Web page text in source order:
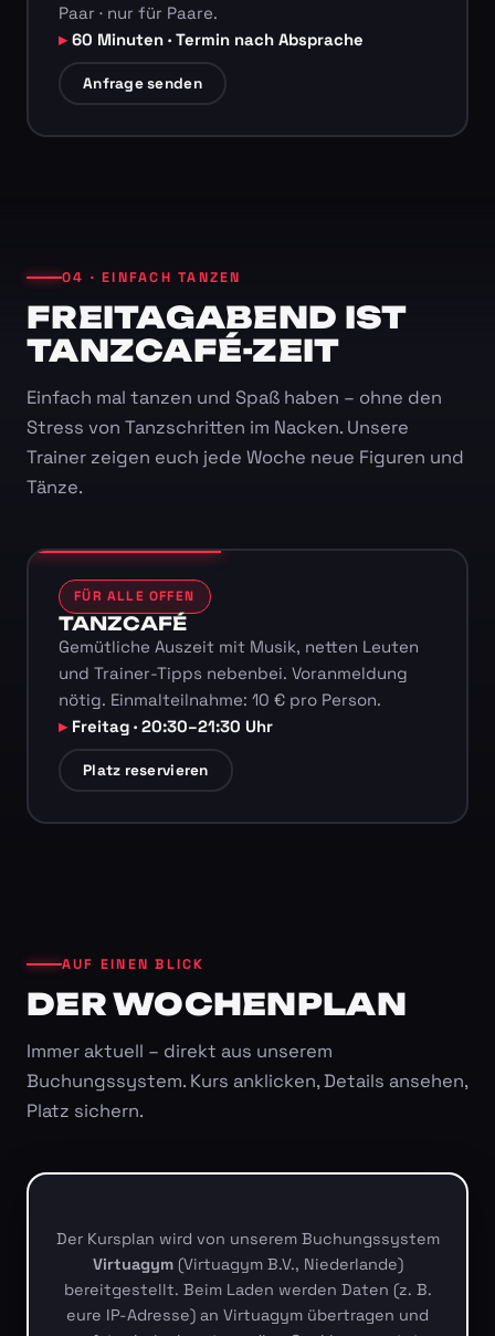
Paar · nur für Paare.
60 Minuten · Termin nach Absprache
Anfrage senden
04 · EINFACH TANZEN
FREITAGABEND IST
TANZCAFÉ-ZEIT
Einfach mal tanzen und Spaß haben – ohne den
Stress von Tanzschritten im Nacken. Unsere
Trainer zeigen euch jede Woche neue Figuren und
Tänze.
FÜR ALLE OFFEN
TANZCAFÉ
Gemütliche Auszeit mit Musik, netten Leuten
und Trainer-Tipps nebenbei. Voranmeldung
nötig. Einmalteilnahme: 10 € pro Person.
Freitag · 20:30–21:30 Uhr
Platz reservieren
AUF EINEN BLICK
DER WOCHENPLAN
Immer aktuell – direkt aus unserem
Buchungssystem. Kurs anklicken, Details ansehen,
Platz sichern.
Der Kursplan wird von unserem Buchungssystem
Virtuagym(Virtuagym B.V., Niederlande)
bereitgestellt. Beim Laden werden Daten (z. B.
eure IP-Adresse) an Virtuagym übertragen und